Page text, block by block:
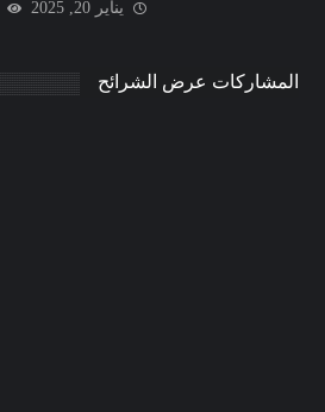
يناير 20, 2025
المشاركات عرض الشرائح